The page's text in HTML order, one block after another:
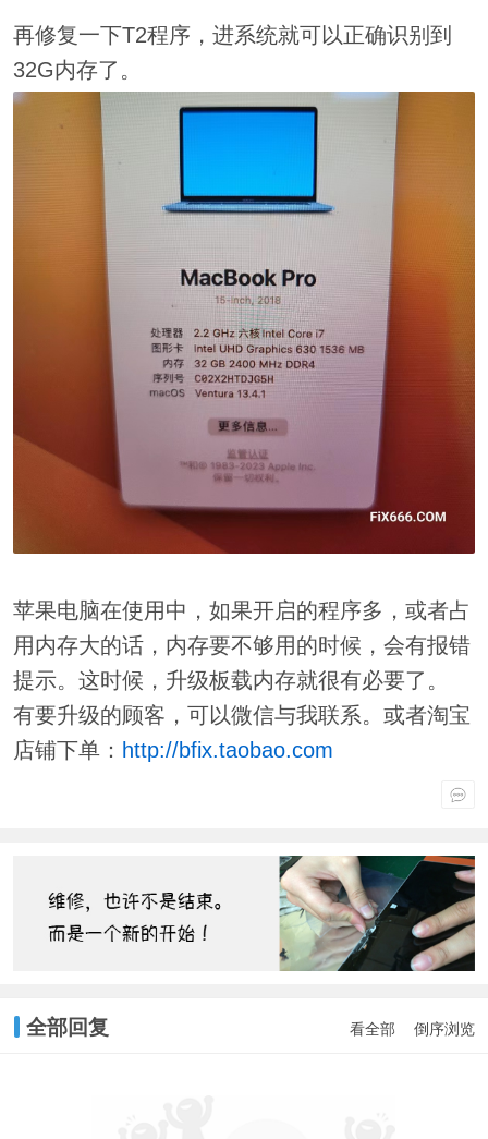
再修复一下T2程序，进系统就可以正确识别到
32G内存了。
苹果电脑在使用中，如果开启的程序多，或者占
用内存大的话，内存要不够用的时候，会有报错
提示。这时候，升级板载内存就很有必要了。
有要升级的顾客，可以微信与我联系。或者淘宝
店铺下单： http://bfix.taobao.com
全部回复 看全部 倒序浏览